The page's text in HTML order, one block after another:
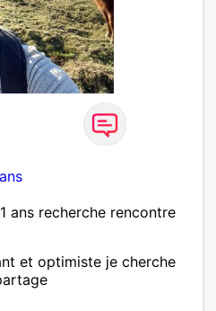
ans recherche rencontre
et optimiste je cherche